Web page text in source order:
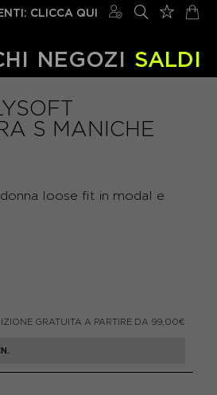
CLICCA QUI
NEGOZI SALDI
S MANICHE
loose fit in modal e
GRATUITA A PARTIRE DA 99,00€